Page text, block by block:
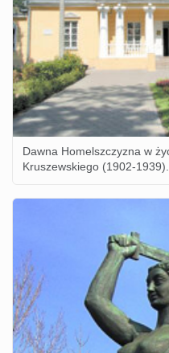
Dawna Homelszczyzna w
Kruszewskiego (1902-